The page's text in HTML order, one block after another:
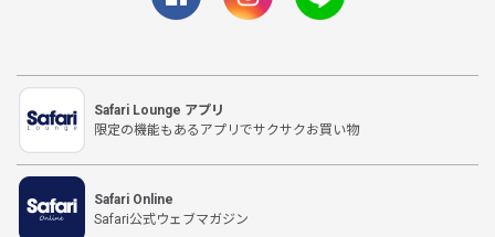
Safari Lounge アプリ
限定の機能もあるアプリでサクサクお買い物
Safari Online
Safari公式ウェブマガジン